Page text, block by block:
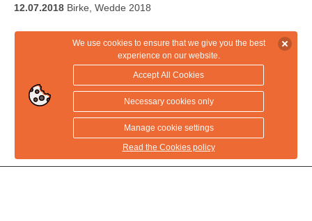
12.07.2018 Birke, Wedde 2018
Download PDF
We use cookies to ensure that we give you the best
experience on our website.
Accept All Cookies
Necessary cookies only
Manage cookie settings
Read the Cookies policy